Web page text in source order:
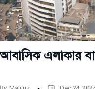
আবাসিক এলাকার